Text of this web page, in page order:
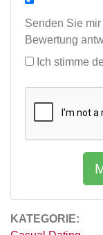
KATEGORIE:
Senden Sie
Bewertung
Ich stimme